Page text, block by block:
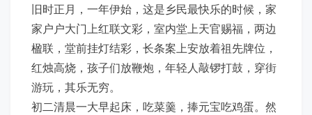
旧时正月，一年伊始，这是乡民最快乐的时候，家
家户户大门上红联文彩，室内堂上天官赐福，两边
楹联，堂前挂灯结彩，长条案上安放着祖先牌位，
红烛高烧，孩子们放鞭炮，年轻人敲锣打鼓，穿街
游玩，其乐无穷。
初二清晨一大早起床，吃菜羹，捧元宝吃鸡蛋。然